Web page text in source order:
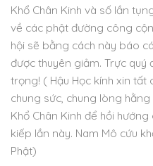
Khổ Chân Kinh và số lần
về các phật đường công
hội sẽ bằng cách này báo
được thuyên giảm. Trực quý
trọng! ( Hậu Học kính xin
chung sức, chung lòng
Khổ Chân Kinh để hồi
kiếp lần này. Nam Mô cứu
Phật)